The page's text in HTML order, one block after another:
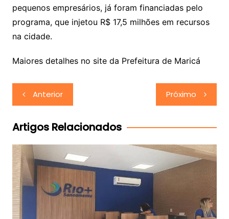
pequenos empresários, já foram financiadas pelo
programa, que injetou R$ 17,5 milhões em recursos
na cidade.
Maiores detalhes no site da Prefeitura de Maricá
Navegação
de
Post
Anterior Próximo
Artigos Relacionados